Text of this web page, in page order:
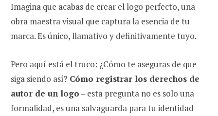
Imagina que acabas de crear el logo perfecto, una
obra maestra visual que captura la esencia de tu
marca. Es único, llamativo y definitivamente tuyo.
Pero aquí está el truco: ¿Cómo te aseguras de que
siga siendo así? Cómo registrar los derechos de
autor de un logo – esta pregunta no es solo una
formalidad, es una salvaguarda para tu identidad